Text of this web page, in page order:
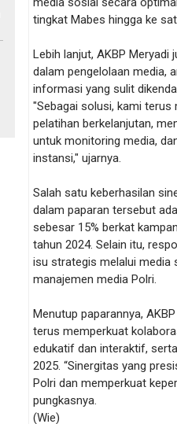
tingkat Mabes hingga ke
Lebih lanjut, AKBP Meryadi
dalam pengelolaan media,
informasi yang sulit
"Sebagai solusi, kami terus
pelatihan berkelanjutan,
untuk monitoring media,
instansi," ujarnya.
Salah satu keberhasilan
dalam paparan tersebut
sebesar 15% berkat
tahun 2024. Selain itu,
isu strategis melalui media
manajemen media Polri.
Menutup paparannya,
terus memperkuat
edukatif dan interaktif,
2025. “Sinergitas yang
Polri dan memperkuat
pungkasnya.
(Wie)